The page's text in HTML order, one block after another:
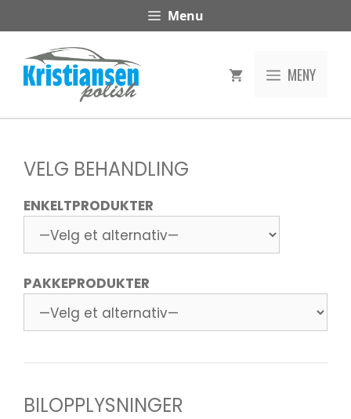
til
innhold
Menu
MENY
VELG BEHANDLING
ENKELTPRODUKTER
PAKKEPRODUKTER
BILOPPLYSNINGER